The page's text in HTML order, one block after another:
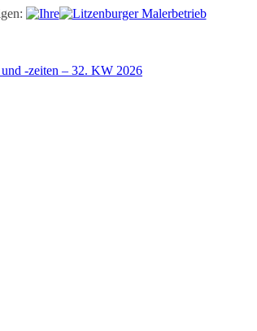
-zeiten – 32. KW 2026